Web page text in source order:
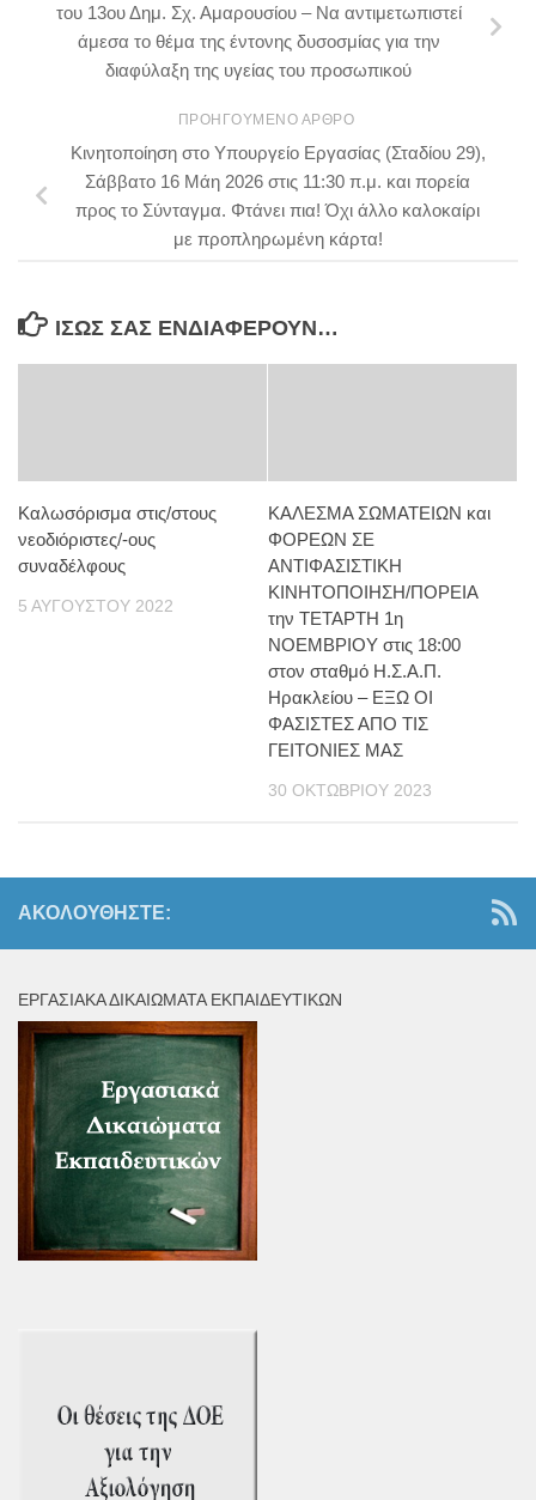
του 13ου Δημ. Σχ. Αμαρουσίου – Να αντιμετωπιστεί
άμεσα το θέμα της έντονης δυσοσμίας για την
διαφύλαξη της υγείας του προσωπικού
ΠΡΟΗΓΟΎΜΕΝΟ ΆΡΘΡΟ
Κινητοποίηση στο Υπουργείο Εργασίας (Σταδίου 29),
Σάββατο 16 Μάη 2026 στις 11:30 π.μ. και πορεία
προς το Σύνταγμα. Φτάνει πια! Όχι άλλο καλοκαίρι
με προπληρωμένη κάρτα!
ΊΣΩΣ ΣΑΣ ΕΝΔΙΑΦΈΡΟΥΝ…
Καλωσόρισμα στις/στους
νεοδιόριστες/-ους
συναδέλφους
5 ΑΥΓΟΎΣΤΟΥ 2022
ΚΑΛΕΣΜΑ ΣΩΜΑΤΕΙΩΝ και
ΦΟΡΕΩΝ ΣΕ
ΑΝΤΙΦΑΣΙΣΤΙΚΗ
ΚΙΝΗΤΟΠΟΙΗΣΗ/ΠΟΡΕΙΑ
την ΤΕΤΑΡΤΗ 1η
ΝΟΕΜΒΡΙΟΥ στις 18:00
στον σταθμό Η.Σ.Α.Π.
Ηρακλείου – ΕΞΩ ΟΙ
ΦΑΣΙΣΤΕΣ ΑΠΟ ΤΙΣ
ΓΕΙΤΟΝΙΕΣ ΜΑΣ
30 ΟΚΤΩΒΡΊΟΥ 2023
ΑΚΟΛΟΥΘΉΣΤΕ:
ΕΡΓΑΣΙΑΚΆ ΔΙΚΑΙΏΜΑΤΑ ΕΚΠΑΙΔΕΥΤΙΚΏΝ